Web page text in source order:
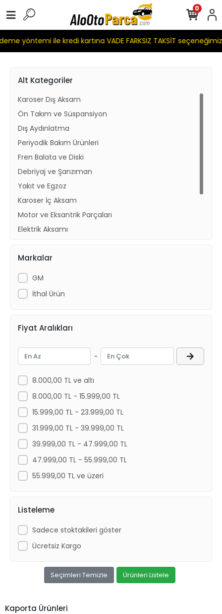
yöntemi ile kredi kartına VADE FARKSIZ TAKSİT seçeneğimiz
0
Alt Kategoriler
Karoser Dış Aksam
Ön Takım ve Süspansiyon
Dış Aydınlatma
Periyodik Bakım Ürünleri
Fren Balata ve Diski
Debriyaj ve Şanzıman
Yakıt ve Egzoz
Karoser İç Aksam
Motor ve Eksantrik Parçaları
Elektrik Aksamı
Kaporta Ürünleri
Aksesuar
Markalar
GM
İthal Ürün
Fiyat Aralıkları
-
8.000,00 TL ve altı
8.000,00 TL - 15.999,00 TL
15.999,00 TL - 23.999,00 TL
31.999,00 TL - 39.999,00 TL
39.999,00 TL - 47.999,00 TL
47.999,00 TL - 55.999,00 TL
55.999,00 TL ve üzeri
Listeleme
Sadece stoktakileri göster
Ücretsiz Kargo
Seçimleri Temizle Ürünleri Listele
Kaporta Ürünleri